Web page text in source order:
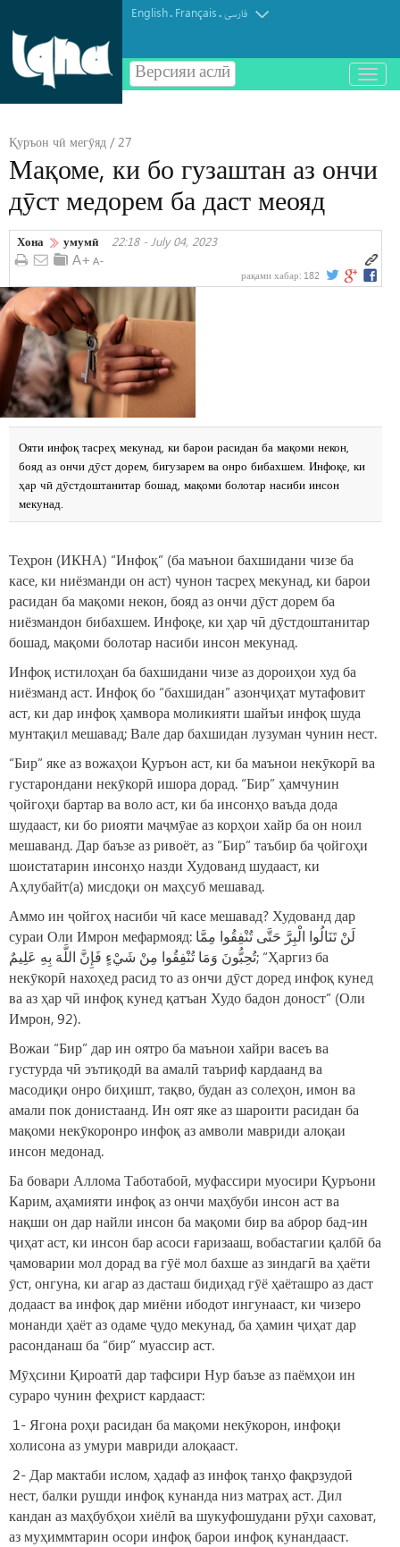
English. Français.فارسی
Версияи аслӣ
باز
و
Қуръон чӣ мегӯяд / 27
Мақоме, ки бо гузаштан аз ончи
дӯст медорем ба даст меояд
Хона умумӣ 22:18 - July 04, 2023
рақами хабар: 182
Ояти инфоқ тасреҳ мекунад, ки барои расидан ба мақоми некон,
бояд аз ончи дӯст дорем, бигузарем ва онро бибахшем. Инфоқе, ки
ҳар чӣ дӯстдоштанитар бошад, мақоми болотар насиби инсон
мекунад.
Теҳрон (ИКНА) “Инфоқ” (ба маънои бахшидани чизе ба
касе, ки ниёзманди он аст) чунон тасреҳ мекунад, ки барои
расидан ба мақоми некон, бояд аз ончи дӯст дорем ба
ниёзмандон бибахшем. Инфоқе, ки ҳар чӣ дӯстдоштанитар
бошад, мақоми болотар насиби инсон мекунад.
Инфоқ истилоҳан ба бахшидани чизе аз дороиҳои худ ба
ниёзманд аст. Инфоқ бо “бахшидан” азонҷиҳат мутафовит
аст, ки дар инфоқ ҳамвора моликияти шайъи инфоқ шуда
мунтақил мешавад; Вале дар бахшидан лузуман чунин нест.
“Бир” яке аз вожаҳои Қуръон аст, ки ба маънои некӯкорӣ ва
густарондани некӯкорӣ ишора дорад. “Бир” ҳамчунин
ҷойгоҳи бартар ва воло аст, ки ба инсонҳо ваъда дода
шудааст, ки бо риояти маҷмӯае аз корҳои хайр ба он ноил
мешаванд. Дар баъзе аз ривоёт, аз “Бир” таъбир ба ҷойгоҳи
шоистатарин инсонҳо назди Худованд шудааст, ки
Аҳлубайт(а) мисдоқи он маҳсуб мешавад.
Аммо ин ҷойгоҳ насиби чӣ касе мешавад? Худованд дар
сураи Оли Имрон мефармояд: لَنْ تَنَالُوا الْبِرَّ حَتَّى تُنْفِقُوا مِمَّا
تُحِبُّونَ وَمَا تُنْفِقُوا مِنْ شَيْءٍ فَإِنَّ اللَّهَ بِهِ عَلِيمٌ; “Ҳаргиз ба
некӯкорӣ нахоҳед расид то аз ончи дӯст доред инфоқ кунед
ва аз ҳар чӣ инфоқ кунед қатъан Худо бадон доност” (Оли
Имрон, 92).
Вожаи “Бир” дар ин оятро ба маънои хайри васеъ ва
густурда чӣ эътиқодӣ ва амалӣ таъриф кардаанд ва
масодиқи онро биҳишт, тақво, будан аз солеҳон, имон ва
амали пок донистаанд. Ин оят яке аз шароити расидан ба
мақоми некӯкоронро инфоқ аз амволи мавриди алоқаи
инсон медонад.
Ба бовари Аллома Таботабоӣ, муфассири муосири Қуръони
Карим, аҳамияти инфоқ аз ончи маҳбуби инсон аст ва
нақши он дар найли инсон ба мақоми бир ва аброр бад-ин
ҷиҳат аст, ки инсон бар асоси ғаризааш, вобастагии қалбӣ ба
ҷамоварии мол дорад ва гӯё мол бахше аз зиндагӣ ва ҳаёти
ӯст, онгуна, ки агар аз дасташ бидиҳад гӯё ҳаёташро аз даст
додааст ва инфоқ дар миёни ибодот ингунааст, ки чизеро
монанди ҳаёт аз одаме ҷудо мекунад, ба ҳамин ҷиҳат дар
расонданаш ба “бир” муассир аст.
Мӯҳсини Қироатӣ дар тафсири Нур баъзе аз паёмҳои ин
сураро чунин феҳрист кардааст:
1- Ягона роҳи расидан ба мақоми некӯкорон, инфоқи
холисона аз умури мавриди алоқааст.
2- Дар мактаби ислом, ҳадаф аз инфоқ танҳо фақрзудоӣ
нест, балки рушди инфоқ кунанда низ матраҳ аст. Дил
кандан аз маҳбубҳои хиёлӣ ва шукуфошудани рӯҳи саховат,
аз муҳиммтарин осори инфоқ барои инфоқ кунандааст.